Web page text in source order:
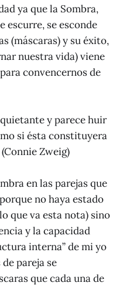
ya que la Sombra,
escurre, se esconde
(máscaras) y su éxito,
nuestra vida) viene
convencernos de
y parece huir
si ésta constituyera
Zweig)
en las parejas que
no haya estado
que va esta nota) sino
y la capacidad
interna” de mi yo
pareja se
que cada una de